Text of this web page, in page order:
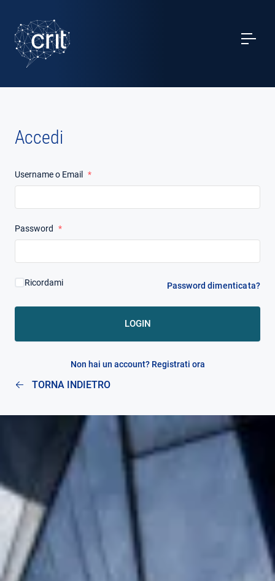
SERVIZI
CASI STUDIO
PROGETTI
NOTIZIE
Accedi
Username o Email *
Password *
Ricordami Password dimenticata?
LOGIN
Non hai un account? Registrati ora
TORNA INDIETRO